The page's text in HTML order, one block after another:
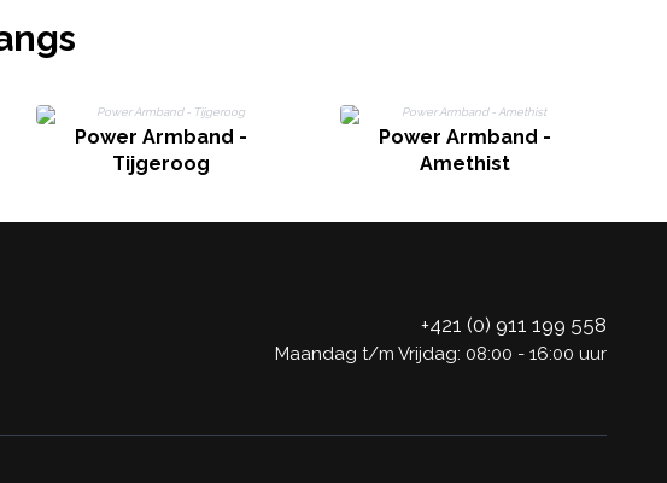
Power Armband -
Tijgeroog
Power Armband -
Amethist
+421 (0) 911 199 558
Maandag t/m Vrijdag: 08:00 - 16:00 uur